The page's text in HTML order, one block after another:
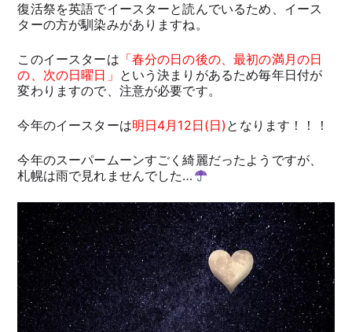
復活祭を英語でイースターと読んでいるため、イース
ターの方が馴染みがありますね。
このイースターは 「春分の日の後の、最初の満月の日
の、次の日曜日」 という決まりがあるため毎年日付が
変わりますので、注意が必要です。
今年のイースターは明日4月12日(日) となります！！！
今年のスーパームーンすごく綺麗だったようですが、
札幌は雨で見れませんでした…